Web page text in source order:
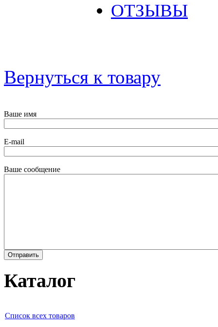
ОТЗЫВЫ
Вернуться к товару
Ваше имя
E-mail
Ваше сообщение
Каталог
Список всех товаров